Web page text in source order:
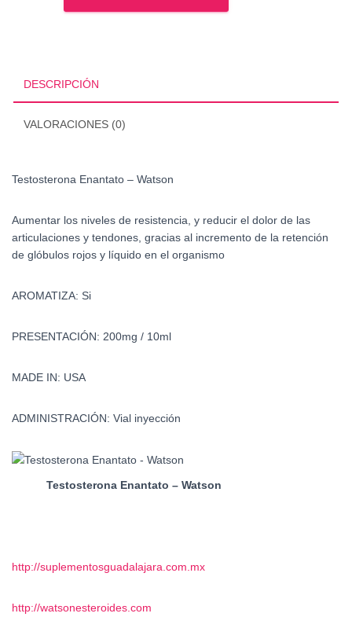
DESCRIPCIÓN
VALORACIONES (0)
Testosterona Enantato – Watson
Aumentar los niveles de resistencia, y reducir el dolor de las
articulaciones y tendones, gracias al incremento de la retención
de glóbulos rojos y líquido en el organismo
AROMATIZA: Si
PRESENTACIÓN: 200mg / 10ml
MADE IN: USA
ADMINISTRACIÓN: Vial inyección
Testosterona Enantato – Watson
http://suplementosguadalajara.com.mx
http://watsonesteroides.com